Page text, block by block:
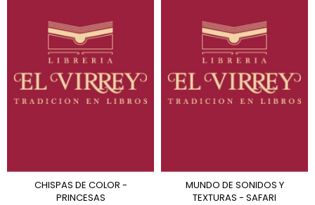
CHISPAS DE COLOR -
PRINCESAS
MUNDO DE SONIDOS Y
TEXTURAS - SAFARI